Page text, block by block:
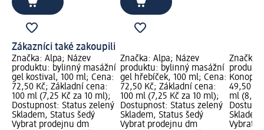
Zákazníci také zakoupili
Značka: Alpa; Název
produktu: bylinný masážní
gel kostival, 100 ml; Cena:
72,50 Kč; Základní cena:
100 ml (7,25 Kč za 10 ml);
Dostupnost: Status zelený
Skladem, Status šedý
Vybrat prodejnu dm
Značka: Alpa; Název
produktu: bylinný masážní
gel hřebíček, 100 ml; Cena:
72,50 Kč; Základní cena:
100 ml (7,25 Kč za 10 ml);
Dostupnost: Status zelený
Skladem, Status šedý
Vybrat prodejnu dm
Značka:
Konopí,
49,50
ml (8,25
Vybrat